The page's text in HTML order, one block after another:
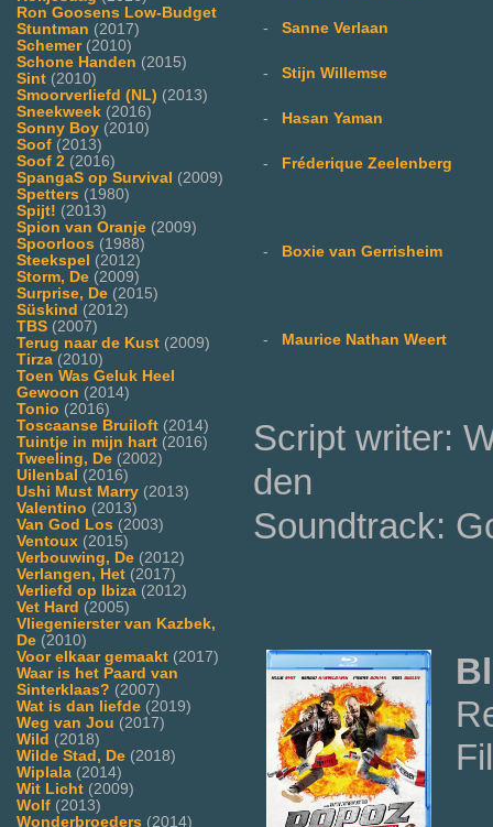
Ron Goosens Low-Budget
Stuntman (2017)
Schemer(2010)
Schone Handen (2015)
Sint (2010)
Smoorverliefd (NL) (2013)
Sneekweek (2016)
Sonny Boy (2010)
Soof (2013)
Soof 2 (2016)
SpangaS op Survival (2009)
Spetters (1980)
Spijt! (2013)
Spion van Oranje (2009)
Spoorloos (1988)
Steekspel (2012)
Storm, De (2009)
Surprise, De (2015)
Süskind (2012)
TBS (2007)
Terug naar de Kust (2009)
Tirza (2010)
Toen Was Geluk Heel
Gewoon (2014)
Tonio (2016)
Toscaanse Bruiloft (2014)
Tuintje in mijn hart (2016)
Tweeling, De (2002)
Uilenbal (2016)
Ushi Must Marry (2013)
Valentino (2013)
Van God Los (2003)
Ventoux (2015)
Verbouwing, De (2012)
Verlangen, Het (2017)
Verliefd op Ibiza (2012)
Vet Hard (2005)
Vliegenierster van Kazbek,
De (2010)
Voor elkaar gemaakt (2017)
Waar is het Paard van
Sinterklaas? (2007)
Wat is dan liefde (2019)
Weg van Jou (2017)
Wild (2018)
Wilde Stad, De (2018)
Wiplala (2014)
Wit Licht (2009)
Wolf (2013)
Wonderbroeders (2014)
- Sanne Verlaan
- Stijn Willemse
- Hasan Yaman
- Fréderique Zeelenberg
- Boxie van Gerrisheim
- Maurice Nathan Weert
Script writer:
den
Soundtrack: